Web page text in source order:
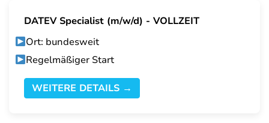
DATEV Specialist (m/w/d) - VOLLZEIT
Ort: bundesweit
Regelmäßiger Start
WEITERE DETAILS →